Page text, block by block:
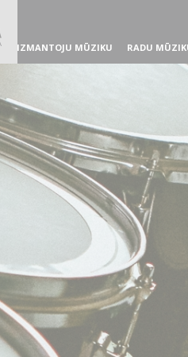
IZMANTOJU MŪZIKU RADU